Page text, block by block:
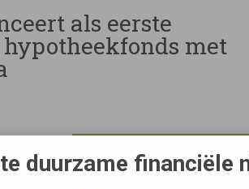
als eerste
met
Fund
duurzame financiële